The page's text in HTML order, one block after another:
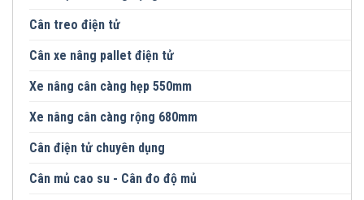
Cân treo điện tử
Cân xe nâng pallet điện tử
Xe nâng cân càng hẹp 550mm
Xe nâng cân càng rộng 680mm
Cân điện tử chuyên dụng
Cân mủ cao su - Cân đo độ mủ